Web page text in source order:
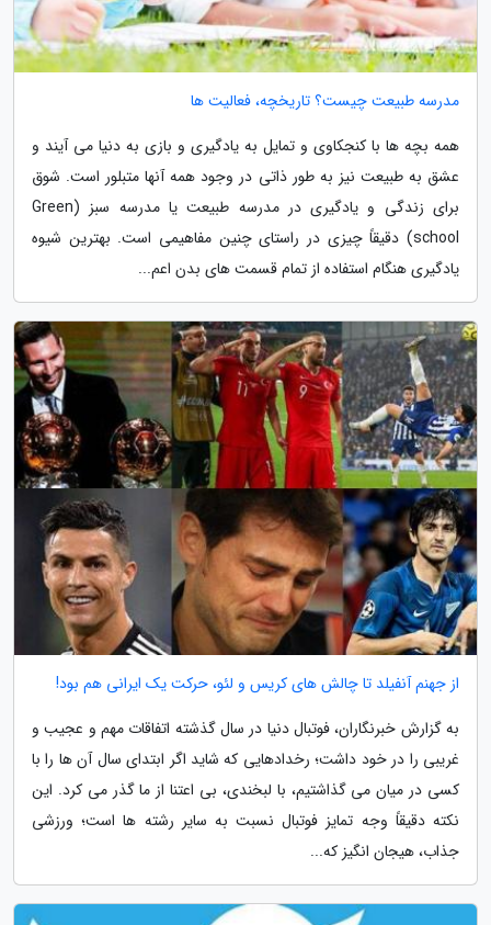
مدرسه طبیعت چیست؟ تاریخچه، فعالیت ها
همه بچه ها با کنجکاوی و تمایل به یادگیری و بازی به دنیا می آیند و
عشق به طبیعت نیز به طور ذاتی در وجود همه آنها متبلور است. شوق
برای زندگی و یادگیری در مدرسه طبیعت یا مدرسه سبز (Green
school) دقیقاً چیزی در راستای چنین مفاهیمی است. بهترین شیوه
یادگیری هنگام استفاده از تمام قسمت های بدن اعم...
از جهنم آنفیلد تا چالش های کریس و لئو، حرکت یک ایرانی هم بود!
به گزارش خبرنگاران، فوتبال دنیا در سال گذشته اتفاقات مهم و عجیب و
غریبی را در خود داشت؛ رخدادهایی که شاید اگر ابتدای سال آن ها را با
کسی در میان می گذاشتیم، با لبخندی، بی اعتنا از ما گذر می کرد. این
نکته دقیقاً وجه تمایز فوتبال نسبت به سایر رشته ها است؛ ورزشی
جذاب، هیجان انگیز که...